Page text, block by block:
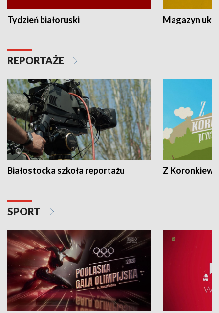
Tydzień białoruski Magazyn
REPORTAŻE
Białostocka szkoła reportażu Z
SPORT